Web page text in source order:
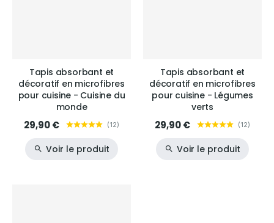
Tapis absorbant et
décoratif en microfibres
pour cuisine - Cuisine du
monde
29,90 € (12)
Voir le produit
Tapis absorbant et
décoratif en microfibres
pour cuisine - Légumes
verts
29,90 € (12)
Voir le produit